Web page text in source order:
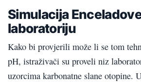
Simulacija
laboratoriju
Kako bi provjerili može li se tom
pH, istraživači su proveli niz
uzorcima karbonatne slane otopine.